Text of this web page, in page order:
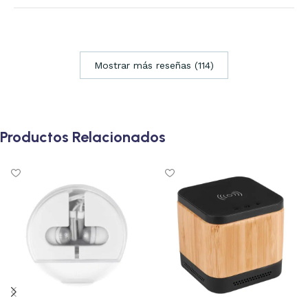
Mostrar más reseñas (114)
Productos Relacionados